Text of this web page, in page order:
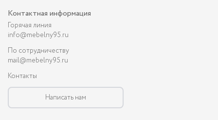
Контактная информация
Горячая линия
info@mebelny95.ru
По сотрудничеству
mail@mebelny95.ru
Контакты
Написать нам